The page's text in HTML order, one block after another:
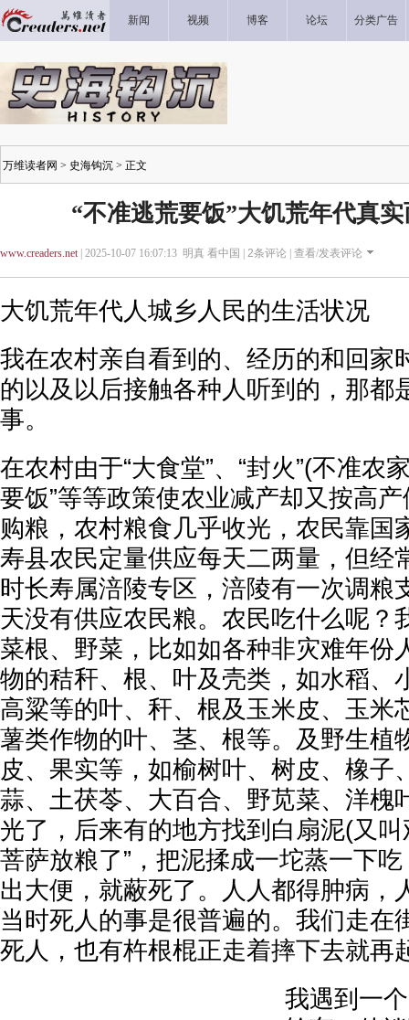
新闻 视频 博客 论坛 分类广告
万维读者网 > 史海钩沉 > 正文
“不准逃荒要饭”大饥荒年代真
www.creaders.net| 2025-10-07 16:07:13 明真 看中国 | 2条评论 | 查看/发表评论
大饥荒年代人城乡人民的生活状况
我在农村亲自看到的、经历的和回家
的以及以后接触各种人听到的，那都
事。
在农村由于“大食堂”、“封火”(不准农
要饭”等等政策使农业减产却又按高
购粮，农村粮食几乎收光，农民靠国
寿县农民定量供应每天二两量，但经
时长寿属涪陵专区，涪陵有一次调粮
天没有供应农民粮。农民吃什么呢？
菜根、野菜，比如如各种非灾难年份
物的秸秆、根、叶及壳类，如水稻、
高粱等的叶、秆、根及玉米皮、玉米
薯类作物的叶、茎、根等。及野生植
皮、果实等，如榆树叶、树皮、橡子
蒜、土茯苓、大百合、野苋菜、洋槐
光了，后来有的地方找到白扇泥(又
菩萨放粮了”，把泥揉成一坨蒸一下
出大便，就蔽死了。人人都得肿病，
当时死人的事是很普遍的。我们走在
死人，也有杵根棍正走着摔下去就再
我遇到一